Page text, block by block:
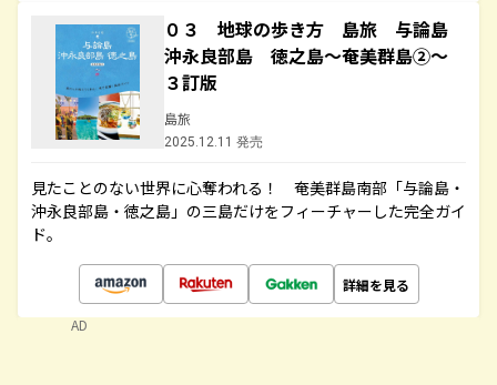
０３ 地球の歩き方 島旅 与論島
沖永良部島 徳之島～奄美群島②～
３訂版
島旅
2025.12.11 発売
見たことのない世界に心奪われる！ 奄美群島南部「与論島・
沖永良部島・徳之島」の三島だけをフィーチャーした完全ガイ
ド。
詳細を見る
AD